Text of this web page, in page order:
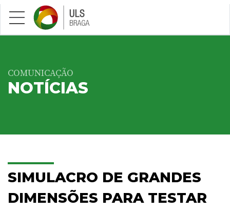
Saltar para conteúdo principal
COMUNICAÇÃO
NOTÍCIAS
SIMULACRO DE GRANDES
DIMENSÕES PARA TESTAR